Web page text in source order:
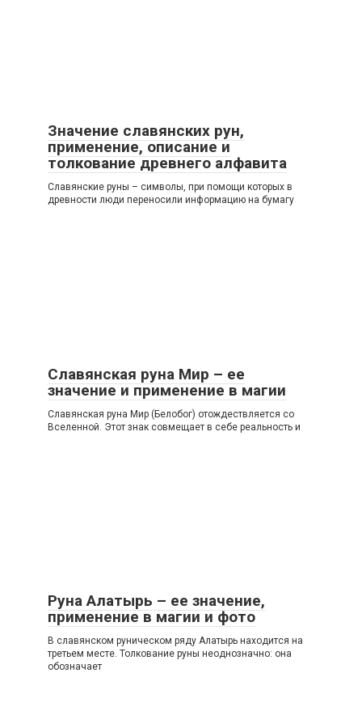
Значение славянских рун,
применение, описание и
толкование древнего алфавита
Славянские руны – символы, при помощи которых в
древности люди переносили информацию на бумагу
Славянская руна Мир – ее
значение и применение в магии
Славянская руна Мир (Белобог) отождествляется со
Вселенной. Этот знак совмещает в себе реальность и
Руна Алатырь – ее значение,
применение в магии и фото
В славянском руническом ряду Алатырь находится на
третьем месте. Толкование руны неоднозначно: она
обозначает